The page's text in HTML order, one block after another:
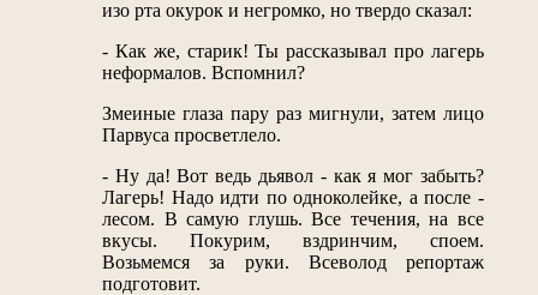
изо рта окурок и негромко, но твердо сказал:
- Как же, старик! Ты рассказывал про лагерь
неформалов. Вспомнил?
Змеиные глаза пару раз мигнули, затем лицо
Парвуса просветлело.
- Ну да! Вот ведь дьявол - как я мог забыть?
Лагерь! Надо идти по одноколейке, а после -
лесом. В самую глушь. Все течения, на все
вкусы. Покурим, вздринчим, споем.
Возьмемся за руки. Всеволод репортаж
подготовит.